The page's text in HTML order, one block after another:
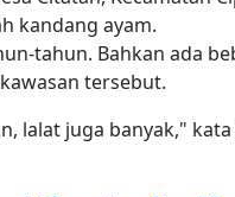
kandang ayam.
tahun. Bahkan ada
tersebut.
lalat juga banyak," kata